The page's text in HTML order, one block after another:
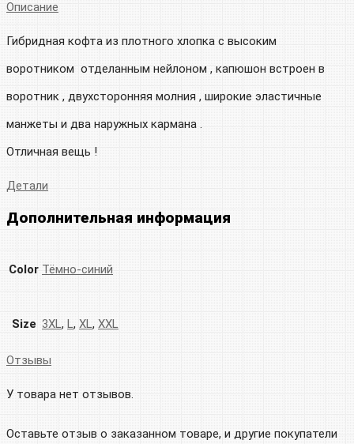
Описание
Гибридная кофта из плотного хлопка с высоким
воротником отделанным нейлоном , капюшон встроен в
воротник , двухсторонняя молния , широкие эластичные
манжеты и два наружных кармана .
Отличная вещь !
Детали
Дополнительная информация
Color Тёмно-синий
Size 3XL, L, XL, XXL
Отзывы
У товара нет отзывов.
Оставьте отзыв о заказанном товаре, и другие покупатели